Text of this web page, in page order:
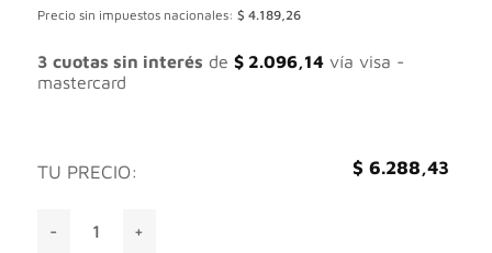
Precio sin impuestos nacionales: $ 4.189,26
3 cuotas sin interés de $2.096,14vía visa -
mastercard
TU PRECIO: $ 6.288,43